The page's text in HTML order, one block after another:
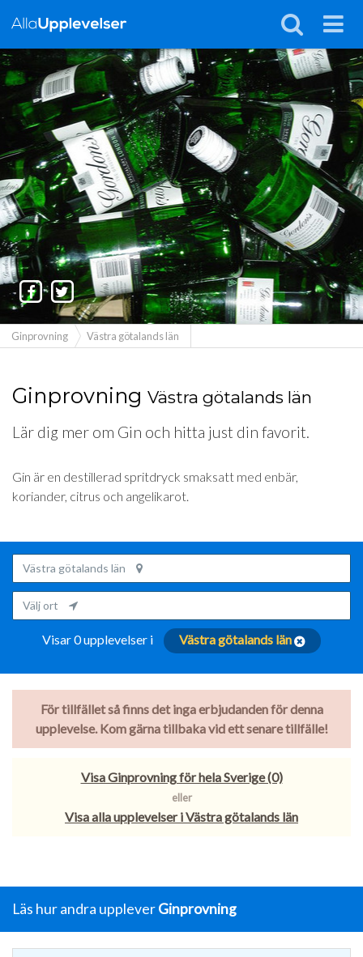
Ginprovning Västra götalands län
Ginprovning Västra götalands län
Lär dig mer om Gin och hitta just din favorit.
Gin är en destillerad spritdryck smaksatt med enbär,
koriander, citrus och angelikarot.
Västra götalands län
Välj ort
Visar 0 upplevelser i Västra götalands län
För tillfället så finns det inga erbjudanden för denna
upplevelse. Kom gärna tillbaka vid ett senare tillfälle!
Visa Ginprovning för hela Sverige (0)
eller
Visa alla upplevelser i Västra götalands län
Läs hur andra uppleverGinprovning